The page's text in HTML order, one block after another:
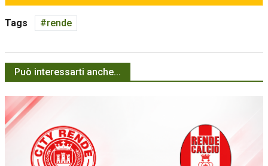
Tags rende
Può interessarti anche...